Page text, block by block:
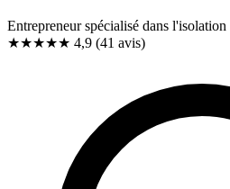
Entrepreneur spécialisé dans l'isolation
★★★★★ 4,9 (41 avis)